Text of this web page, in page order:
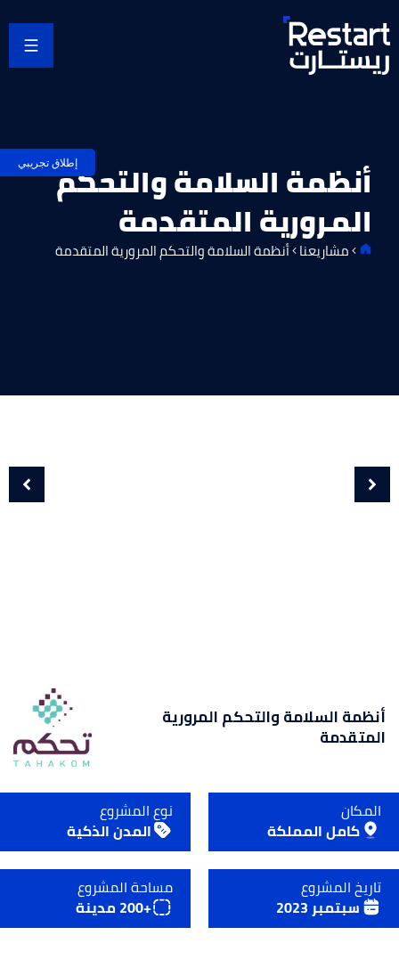
إلى
المحتوى
إطلاق تجريبيأنظمة السلامة والتحكم
المرورية المتقدمة
مشاريعنا أنظمة السلامة والتحكم المرورية المتقدمة
أنظمة السلامة والتحكم المرورية
المتقدمة
المكان
كامل المملكة
نوع المشروع
المدن الذكية
تاريخ المشروع
سبتمبر 2023
مساحة المشروع
+200 مدينة